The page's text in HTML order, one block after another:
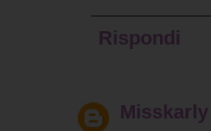
Rispondi
Misskarly